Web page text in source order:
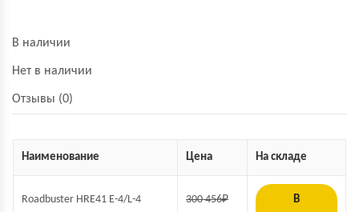
В наличии
Нет в наличии
Отзывы (0)
Наименование Цена На складе
Roadbuster HRE41 E-4/L-4
300 456₽
В